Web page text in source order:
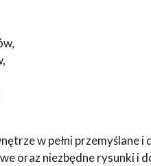
w pełni przemyślane
oraz niezbędne rysunki i